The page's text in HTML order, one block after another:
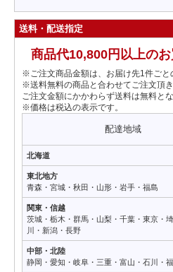
送料・配送指定
商品代10,800円以上の
※ご注文商品金額は、お届け先1件ごと
※送料無料の商品と合わせてご注文頂
ご注文金額にかかわらず送料は無料とな
※価格は税込の表示です。
配達地域
北海道
東北地方
青森・宮城・秋田・山形・岩手・福島
関東・信越
茨城・栃木・群馬・山梨・千葉・東京・
川・新潟・長野
中部・北陸
静岡・愛知・岐阜・三重・富山・石川・